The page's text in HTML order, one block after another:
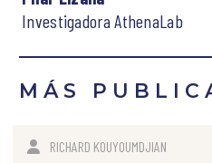
Investigadora AthenaLab
MÁS
RICHARD KOUYOUMDJIAN